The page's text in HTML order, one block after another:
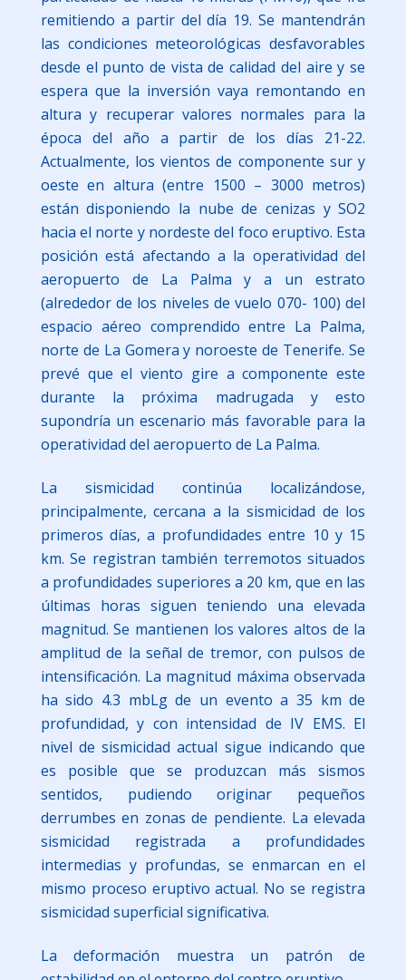
remitiendo a partir del día 19. Se mantendrán
las condiciones meteorológicas desfavorables
desde el punto de vista de calidad del aire y se
espera que la inversión vaya remontando en
altura y recuperar valores normales para la
época del año a partir de los días 21-22.
Actualmente, los vientos de componente sur y
oeste en altura (entre 1500 – 3000 metros)
están disponiendo la nube de cenizas y SO2
hacia el norte y nordeste del foco eruptivo. Esta
posición está afectando a la operatividad del
aeropuerto de La Palma y a un estrato
(alrededor de los niveles de vuelo 070- 100) del
espacio aéreo comprendido entre La Palma,
norte de La Gomera y noroeste de Tenerife. Se
prevé que el viento gire a componente este
durante la próxima madrugada y esto
supondría un escenario más favorable para la
operatividad del aeropuerto de La Palma.
La sismicidad continúa localizándose,
principalmente, cercana a la sismicidad de los
primeros días, a profundidades entre 10 y 15
km. Se registran también terremotos situados
a profundidades superiores a 20 km, que en las
últimas horas siguen teniendo una elevada
magnitud. Se mantienen los valores altos de la
amplitud de la señal de tremor, con pulsos de
intensificación. La magnitud máxima observada
ha sido 4.3 mbLg de un evento a 35 km de
profundidad, y con intensidad de IV EMS. El
nivel de sismicidad actual sigue indicando que
es posible que se produzcan más sismos
sentidos, pudiendo originar pequeños
derrumbes en zonas de pendiente. La elevada
sismicidad registrada a profundidades
intermedias y profundas, se enmarcan en el
mismo proceso eruptivo actual. No se registra
sismicidad superficial significativa.
La deformación muestra un patrón de